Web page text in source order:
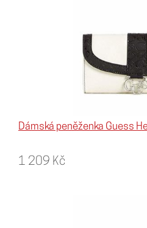
Dámská peněženka Guess
1 209 Kč